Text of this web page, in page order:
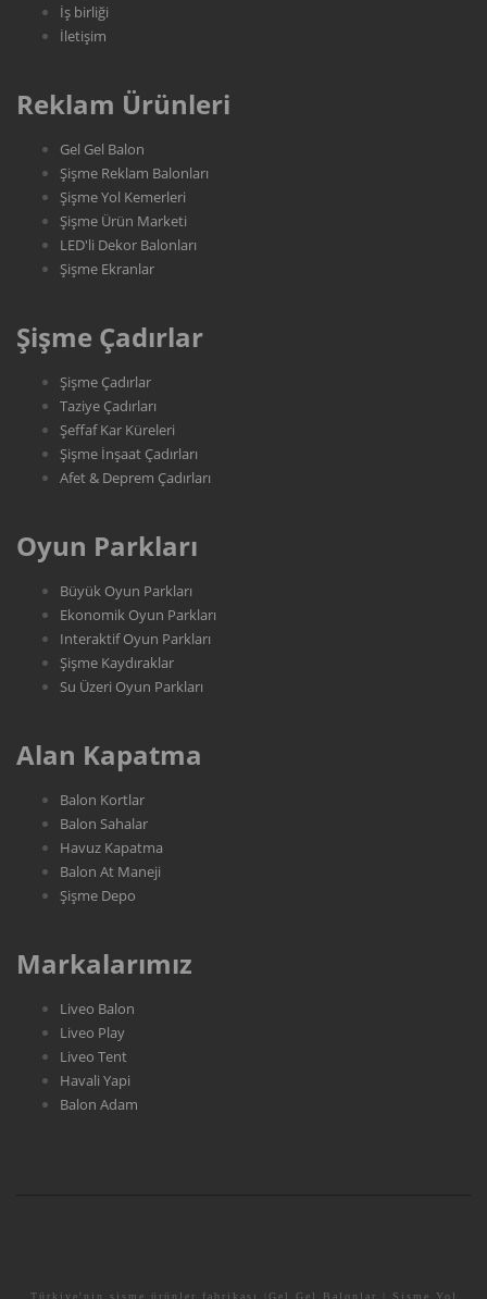
İş birliği
İletişim
Reklam Ürünleri
Gel Gel Balon
Şişme Reklam Balonları
Şişme Yol Kemerleri
Şişme Ürün Marketi
LED'li Dekor Balonları
Şişme Ekranlar
Şişme Çadırlar
Şişme Çadırlar
Taziye Çadırları
Şeffaf Kar Küreleri
Şişme İnşaat Çadırları
Afet & Deprem Çadırları
Oyun Parkları
Büyük Oyun Parkları
Ekonomik Oyun Parkları
Interaktif Oyun Parkları
Şişme Kaydıraklar
Su Üzeri Oyun Parkları
Alan Kapatma
Balon Kortlar
Balon Sahalar
Havuz Kapatma
Balon At Maneji
Şişme Depo
Markalarımız
Liveo Balon
Liveo Play
Liveo Tent
Havali Yapi
Balon Adam
Türkiye'nin şişme ürünler fabrikası |Gel Gel Balonlar | Şişme Yol